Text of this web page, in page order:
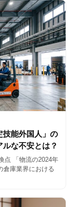
技能外国人」の
な不安とは？
点 「物流の2024年
倉庫業界における